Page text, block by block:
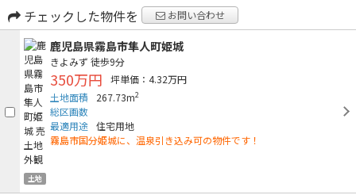
チェックした物件を
お問い合わせ
土地
鹿児島県霧島市隼人町姫城
きよみず 徒歩9分
350万円
坪単価：4.32万円
土地面積
267.73m2
総区画数
最適用途 住宅用地
霧島市国分姫城に、温泉引き込み可の物件です！